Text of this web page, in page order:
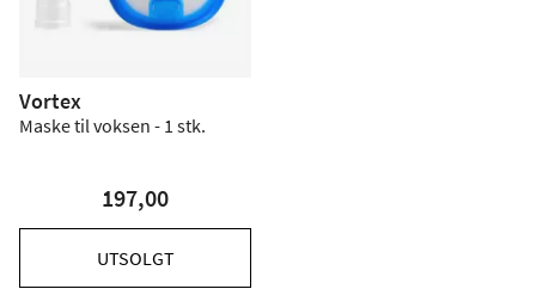
Vortex
Maske til voksen - 1 stk.
197,00
UTSOLGT